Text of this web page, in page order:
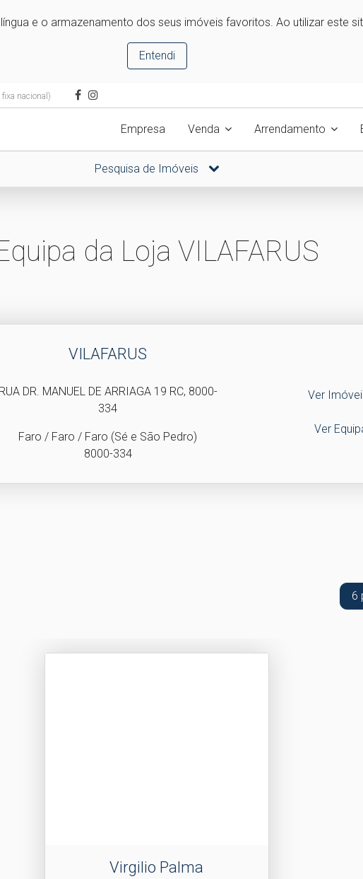
e o armazenamento dos seus imóveis favoritos. Ao utilizar este
Entendi
fixa nacional)
Empresa Venda Arrendamento
Pesquisa de Imóveis
da Loja VILAFARUS
VILAFARUS
RUA DR. MANUEL DE ARRIAGA 19 RC, 8000-
334
Faro / Faro / Faro (Sé e São Pedro)
8000-334
Ver
Ver
6
Virgilio Palma